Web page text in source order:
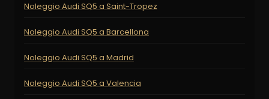
Noleggio Audi SQ5 a Saint-Tropez
Noleggio Audi SQ5 a Barcellona
Noleggio Audi SQ5 a Madrid
Noleggio Audi SQ5 a Valencia